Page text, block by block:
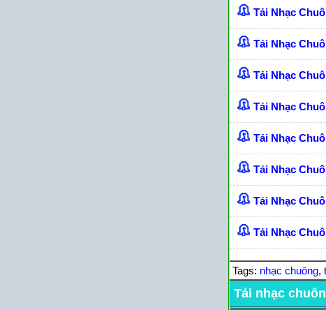
Tải Nhạc
Tải Nhạc
Tải Nhạc
Tải Nhạc
Tải Nhạc
Tải Nhạc
Tải Nhạc
Tải Nhạc
Tags: nhạc chuông,
Tải nhạc